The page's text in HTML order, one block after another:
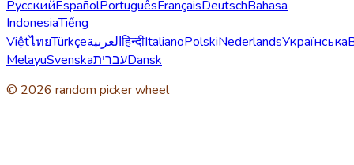
РусскийEspañolPortuguêsFrançaisDeutschBahasa
IndonesiaTiếng
ViệtไทยTürkçeالعربيةहिन्दीItalianoPolskiNederlandsУкраїнська
MelayuSvenskaעבריתDansk
© 2026 random picker wheel